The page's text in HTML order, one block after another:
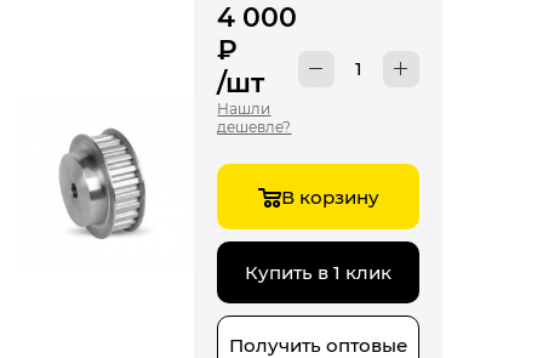
4 000
₽
/шт
Нашли
дешевле?
В корзину
Купить в 1 клик
Получить оптовые